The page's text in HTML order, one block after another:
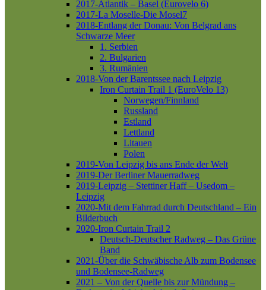
2017-Atlantik – Basel (Eurovelo 6)
2017-La Moselle-Die Mosel7
2018-Entlang der Donau: Von Belgrad ans
Schwarze Meer
1. Serbien
2. Bulgarien
3. Rumänien
2018-Von der Barentssee nach Leipzig
Iron Curtain Trail 1 (EuroVelo 13)
Norwegen/Finnland
Russland
Estland
Lettland
Litauen
Polen
2019-Von Leipzig bis ans Ende der Welt
2019-Der Berliner Mauerradweg
2019-Leipzig – Stettiner Haff – Usedom –
Leipzig
2020-Mit dem Fahrrad durch Deutschland – Ein
Bilderbuch
2020-Iron Curtain Trail 2
Deutsch-Deutscher Radweg – Das Grüne
Band
2021-Über die Schwäbische Alb zum Bodensee
und Bodensee-Radweg
2021 – Von der Quelle bis zur Mündung –